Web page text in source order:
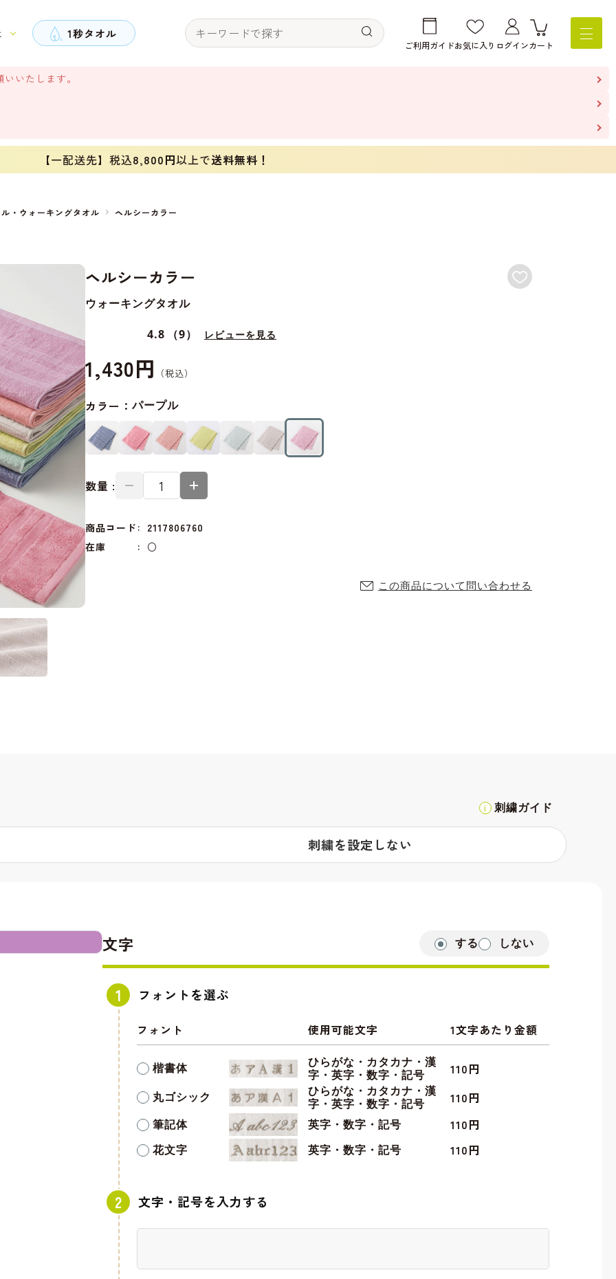
1秒タオル
ご利用ガイドお気に入り ログインカート
いたします。
【一配送先】税込8,800円以上で送料無料！
・ウォーキングタオル
ヘルシーカラー
ヘルシーカラー
ウォーキングタオル
4.8 （9） レビューを見る
1,430円
カラー：パープル
数量 :
商品コード
2117806760
在庫
○
この商品について問い合わせる
刺繍ガイド
刺繍を設定しない
文字 する しない
フォントを選ぶ
フォント 使用可能文字 1文字あたり金額
楷書体
ひらがな・カタカナ・漢
字・英字・数字・記号
110円
丸ゴシック
ひらがな・カタカナ・漢
字・英字・数字・記号
110円
筆記体 英字・数字・記号 110円
花文字 英字・数字・記号 110円
文字・記号を入力する